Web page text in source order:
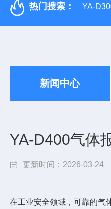
热门搜索： YA-
新闻中心
YA-D400气体
更新时间：2026-03-24
在工业安全领域，可靠的气